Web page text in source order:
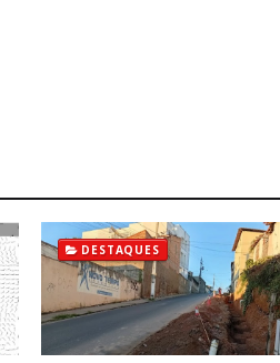
DESTAQUES